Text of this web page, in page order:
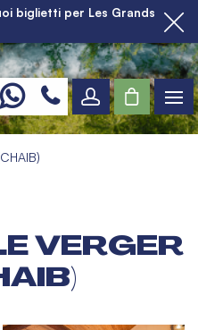
biglietti per Les Grands
VERGER